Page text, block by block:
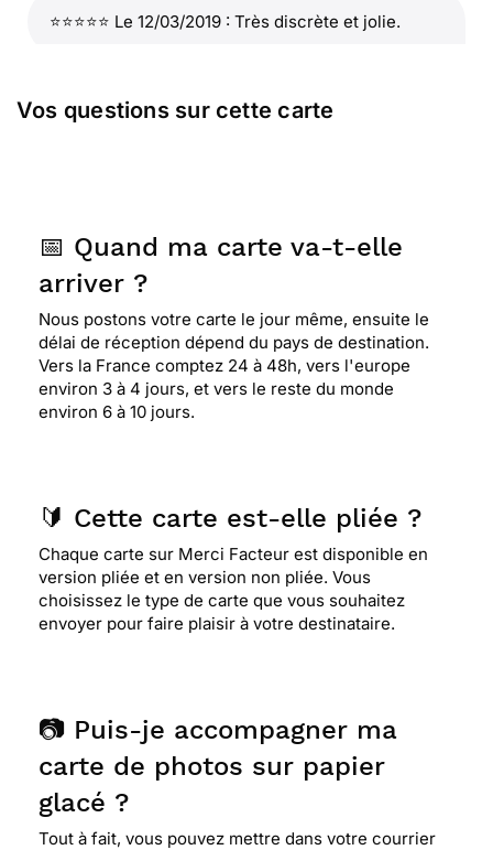
⭐⭐⭐⭐⭐ Le 12/03/2019 : Très discrète et jolie.
Le 24/10/2017 : Simple
Vos questions sur cette carte
📅 Quand ma carte va-t-elle
arriver ?
Nous postons votre carte le jour même, ensuite le
délai de réception dépend du pays de destination.
Vers la France comptez 24 à 48h, vers l'europe
environ 3 à 4 jours, et vers le reste du monde
environ 6 à 10 jours.
🔰 Cette carte est-elle pliée ?
Chaque carte sur Merci Facteur est disponible en
version pliée et en version non pliée. Vous
choisissez le type de carte que vous souhaitez
envoyer pour faire plaisir à votre destinataire.
📷 Puis-je accompagner ma
carte de photos sur papier
glacé ?
Tout à fait, vous pouvez mettre dans votre courrier